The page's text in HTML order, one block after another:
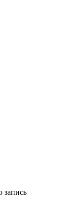
запись